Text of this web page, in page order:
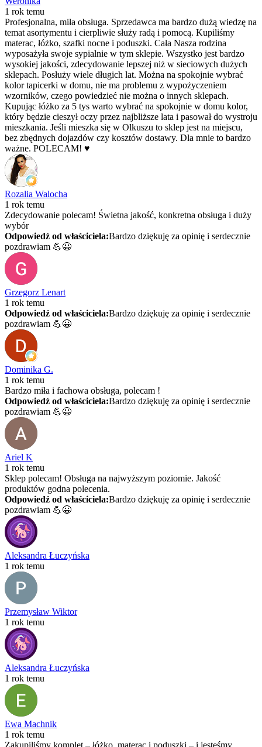
1 rok temu
Profesjonalna, miła obsługa. Sprzedawca ma bardzo dużą wiedzę na
temat asortymentu i cierpliwie służy radą i pomocą. Kupiliśmy
materac, łóżko, szafki nocne i poduszki. Cała Nasza rodzina
wyposażyła swoje sypialnie w tym sklepie. Wszystko jest bardzo
wysokiej jakości, zdecydowanie lepszej niż w sieciowych dużych
sklepach. Posłuży wiele długich lat. Można na spokojnie wybrać
kolor tapicerki w domu, nie ma problemu z wypożyczeniem
wzorników, czego powiedzieć nie można o innych sklepach.
Kupując łóżko za 5 tys warto wybrać na spokojnie w domu kolor,
który będzie cieszył oczy przez najbliższe lata i pasował do wystroju
mieszkania. Jeśli mieszka się w Olkuszu to sklep jest na miejscu,
bez zbędnych dojazdów czy kosztów dostawy. Dla mnie to bardzo
ważne. POLECAM! ♥️
Rozalia Walocha
1 rok temu
Zdecydowanie polecam! Świetna jakość, konkretna obsługa i duży
wybór
Odpowiedź od właściciela:Bardzo dziękuję za opinię i serdecznie
pozdrawiam 💪😀
Grzegorz Lenart
1 rok temu
Odpowiedź od właściciela:Bardzo dziękuję za opinię i serdecznie
pozdrawiam 💪😀
Dominika G.
1 rok temu
Bardzo miła i fachowa obsługa, polecam !
Odpowiedź od właściciela:Bardzo dziękuję za opinię i serdecznie
pozdrawiam 💪😀
Ariel K
1 rok temu
Sklep polecam! Obsługa na najwyższym poziomie. Jakość
produktów godna polecenia.
Odpowiedź od właściciela:Bardzo dziękuję za opinię i serdecznie
pozdrawiam 💪😀
Aleksandra Łuczyńska
1 rok temu
Przemysław Wiktor
1 rok temu
Aleksandra Łuczyńska
1 rok temu
Ewa Machnik
1 rok temu